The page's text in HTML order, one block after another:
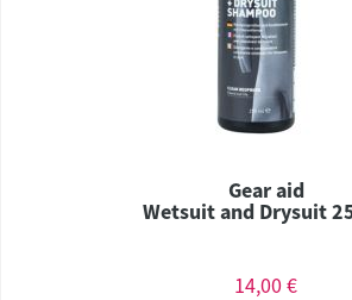
Gear aid
Wetsuit and Drysuit
14,00 €